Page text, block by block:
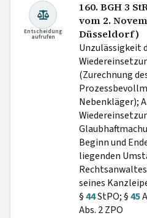
Entscheidung
aufrufen
160. BGH 3
vom 2.
Düsseldorf)
Unzulässigkeit
(Zurechnung
Nebenkläger);
Beginn und
liegenden
seines
§44StPO; §45
Abs. 2 ZPO